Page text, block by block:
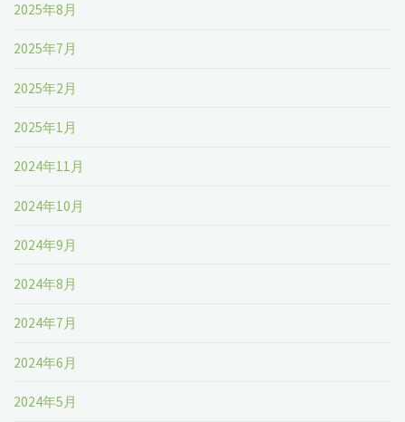
2025年8月
2025年7月
2025年2月
2025年1月
2024年11月
2024年10月
2024年9月
2024年8月
2024年7月
2024年6月
2024年5月